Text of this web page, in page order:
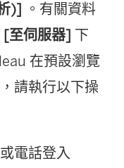
)]
。有關資料
[至伺服器] 下
在預設瀏覽
請執行以下操
電話登入